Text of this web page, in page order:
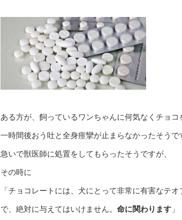
ある方が、飼っているワンちゃんに何気なくチョコ
一時間後おう吐と全身痙攣が止まらなかったそうで
急いで獣医師に処置をしてもらったそうですが、
その時に
「チョコレートには、犬にとって非常に有害なテ
で、絶対に与えてはいけません。 命に関わります 」